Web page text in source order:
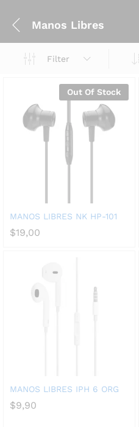
Manos Libres
Filter
Out Of Stock
MANOS LIBRES NK HP-101
$19,00
MANOS LIBRES IPH 6 ORG
$9,90